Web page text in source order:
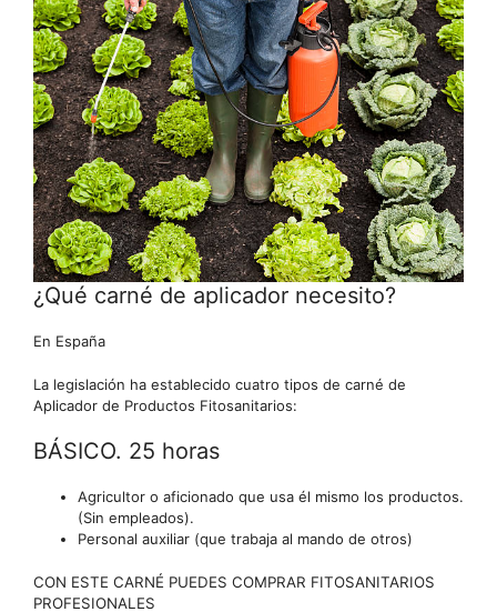
¿Qué carné de aplicador necesito?
En España
La legislación ha establecido cuatro tipos de carné de
Aplicador de Productos Fitosanitarios:
BÁSICO. 25 horas
Agricultor o aficionado que usa él mismo los productos.
(Sin empleados).
Personal auxiliar (que trabaja al mando de otros)
CON ESTE CARNÉ PUEDES COMPRAR FITOSANITARIOS
PROFESIONALES